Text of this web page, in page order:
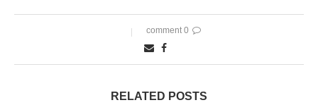
0 comment
RELATED POSTS